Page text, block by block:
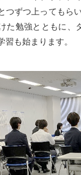
つずつ上ってもら
た勉強とともに、
習も始まります。